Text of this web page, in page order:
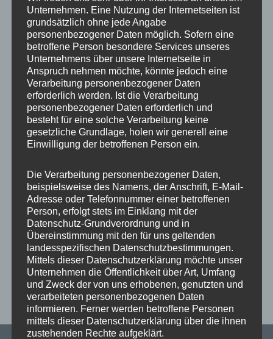
schließen
Böllern wird endlich eingeschränkt!
Es freut mich sehr, dass die SPD-Fraktion und die
Koalition meinem Antrag gefolgt sind, den Senat
aufzufordern, dass das Böllern in Berlin
eingeschränkt wird und weitere Maßnahmen hierfür
zu ergreifen, damit alle Berlinerinnen und Berliner
wieder einen friedlichen Jahreswechsel genießen
können.
Aktuelles ,Landesthemen,Pressemeldungen,Silvester
Abgeordnetenhaus,Böller,Feinstaub ,Feuerwehr
Feuerwerk,Lärmschutz,Polizei, Rettungskräfte,Silvester
Umweltschutz
Unternehmen. Eine Nutzung der Internetseiten ist
grundsätzlich ohne jede Angabe
personenbezogener Daten möglich. Sofern eine
betroffene Person besondere Services unseres
Unternehmens über unsere Internetseite in
Anspruch nehmen möchte, könnte jedoch eine
Verarbeitung personenbezogener Daten
erforderlich werden. Ist die Verarbeitung
personenbezogener Daten erforderlich und
besteht für eine solche Verarbeitung keine
gesetzliche Grundlage, holen wir generell eine
Einwilligung der betroffenen Person ein.
Die Verarbeitung personenbezogener Daten,
beispielsweise des Namens, der Anschrift, E-Mail-
Adresse oder Telefonnummer einer betroffenen
Person, erfolgt stets im Einklang mit der
Datenschutz-Grundverordnung und in
Übereinstimmung mit den für uns geltenden
landesspezifischen Datenschutzbestimmungen.
Mittels dieser Datenschutzerklärung möchte unser
Unternehmen die Öffentlichkeit über Art, Umfang
und Zweck der von uns erhobenen, genutzten und
verarbeiteten personenbezogenen Daten
informieren. Ferner werden betroffene Personen
mittels dieser Datenschutzerklärung über die ihnen
zustehenden Rechte aufgeklärt.